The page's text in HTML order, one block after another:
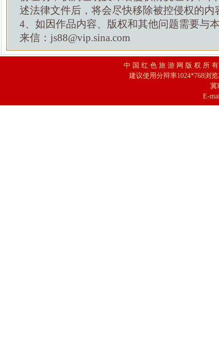
述法律文件后，将会尽快移除被控侵权的内
4、如因作品内容、版权和其他问题需要与
来信：js88@vip.sina.com
中 国 红 色 旅 游 网 版 权 所
建议使用分辩率1024*768浏
冀
E-